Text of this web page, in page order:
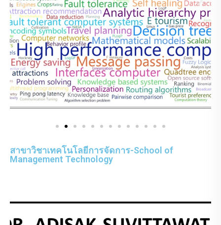
สาขาวิชาเทคโนโลยีการจัดการ-School of
Management Technology